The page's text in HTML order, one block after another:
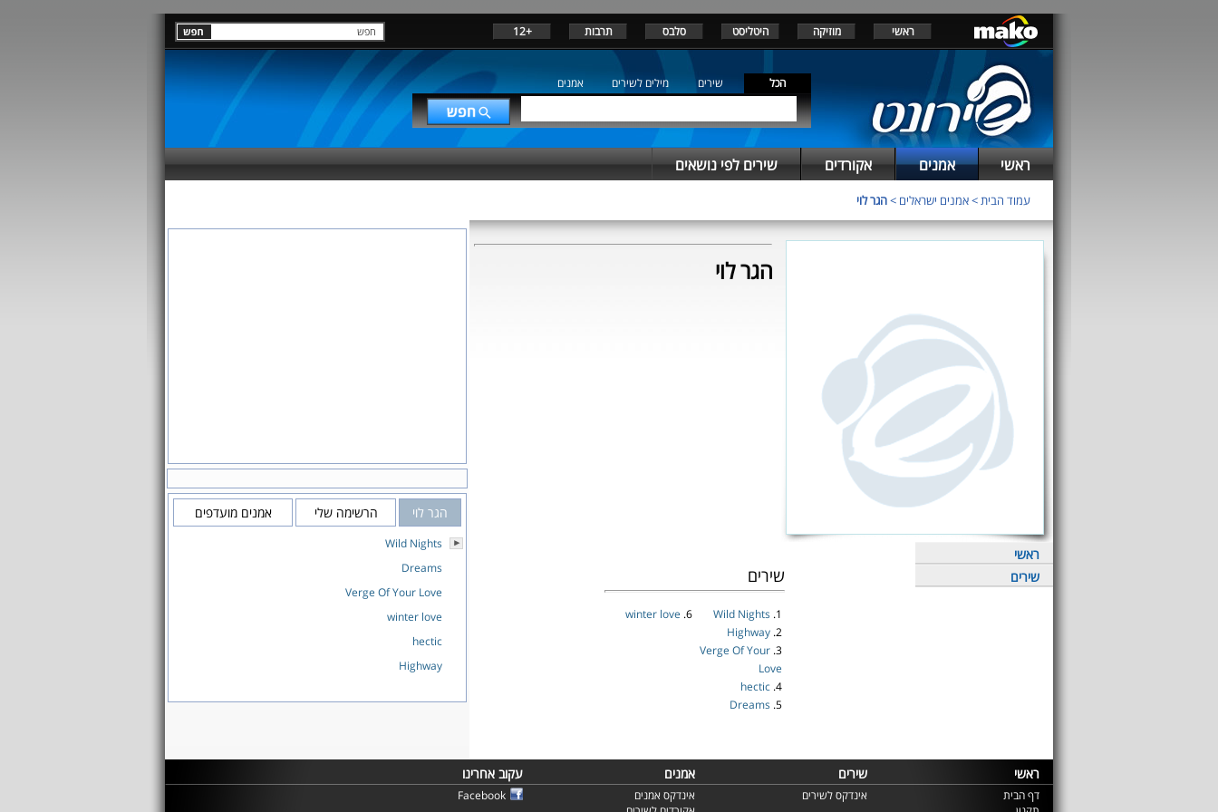
ראשי מוזיקה היטליסט סלבס תרבות +12
הכל שירים מילים לשירים אמנים
ראשי אמנים אקורדים שירים לפי נושאים
עמוד הבית>אמנים ישראלים >הגר לוי
הגר לוי
ראשי
שירים
שירים
1.
2.
3.
Verge Of Your
Love
4.
5.
6.
הגר לוי הרשימה שלי אמנים מועדפים
Wild Nights
Dreams
Verge Of Your Love
winter love
hectic
Highway
ראשי שירים אמנים עקוב אחרינו
דף הבית
אינדקס לשירים
אינדקס אמנים
Facebook